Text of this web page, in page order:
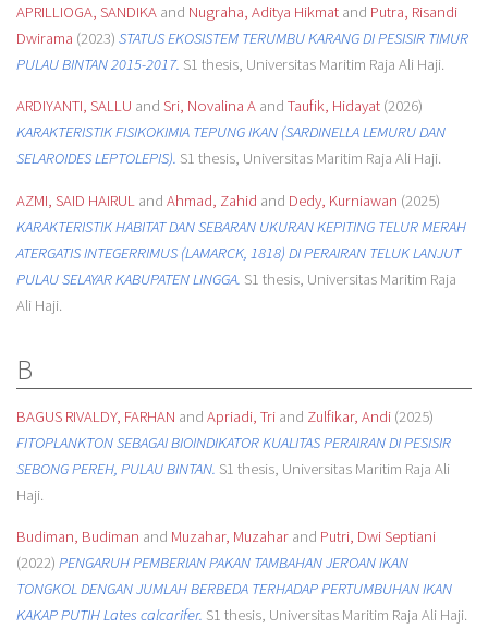
APRILLIOGA, SANDIKA and Nugraha, Aditya Hikmatand Putra, Risandi
Dwirama (2023) STATUS EKOSISTEM TERUMBU KARANG DI PESISIR TIMUR
PULAU BINTAN 2015-2017. S1 thesis, Universitas Maritim Raja Ali Haji.
ARDIYANTI, SALLU and Sri, Novalina Aand Taufik, Hidayat(2026)
KARAKTERISTIK FISIKOKIMIA TEPUNG IKAN (SARDINELLA LEMURU DAN
SELAROIDES LEPTOLEPIS). S1 thesis, Universitas Maritim Raja Ali Haji.
AZMI, SAID HAIRULand Ahmad, Zahid and Dedy, Kurniawan (2025)
KARAKTERISTIK HABITAT DAN SEBARAN UKURAN KEPITING TELUR MERAH
ATERGATIS INTEGERRIMUS (LAMARCK, 1818) DI PERAIRAN TELUK LANJUT
PULAU SELAYAR KABUPATEN LINGGA. S1 thesis, Universitas Maritim Raja
Ali Haji.
B
BAGUS RIVALDY, FARHAN and Apriadi, Triand Zulfikar, Andi(2025)
FITOPLANKTON SEBAGAI BIOINDIKATOR KUALITAS PERAIRAN DI PESISIR
SEBONG PEREH, PULAU BINTAN. S1 thesis, Universitas Maritim Raja Ali
Haji.
Budiman, Budiman and Muzahar, Muzaharand Putri, Dwi Septiani
(2022) PENGARUH PEMBERIAN PAKAN TAMBAHAN JEROAN IKAN
TONGKOL DENGAN JUMLAH BERBEDA TERHADAP PERTUMBUHAN IKAN
KAKAP PUTIH Lates calcarifer. S1 thesis, Universitas Maritim Raja Ali Haji.